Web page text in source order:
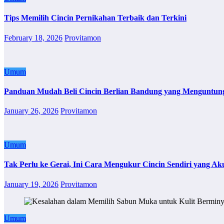
Tips Memilih Cincin Pernikahan Terbaik dan Terkini
February 18, 2026 Provitamon
Umum
Panduan Mudah Beli Cincin Berlian Bandung yang
January 26, 2026 Provitamon
Umum
Tak Perlu ke Gerai, Ini Cara Mengukur Cincin Sendiri yang
January 19, 2026 Provitamon
Umum